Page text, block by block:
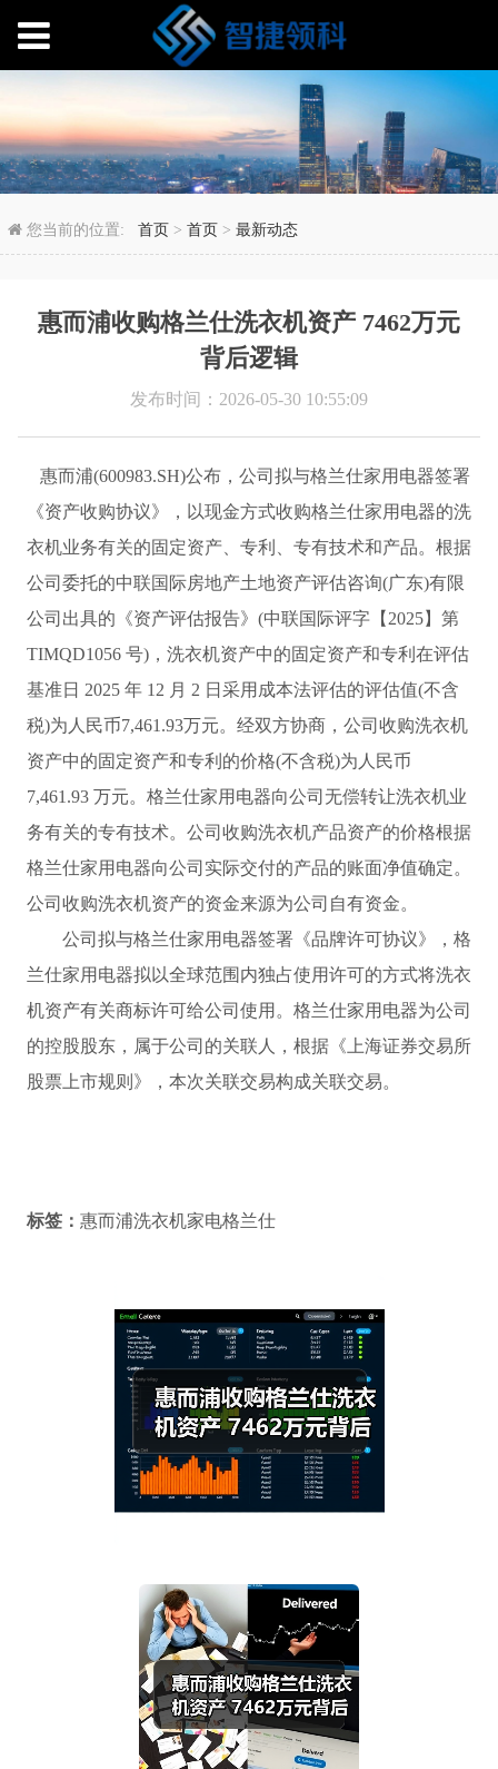
惠而浦收购格兰仕洗衣
您当前的位置:首页 >首页 >最新动态
惠而浦收购格兰仕洗衣机资产 7462万元
背后逻辑
发布时间：2026-05-30 10:55:09
惠而浦(600983.SH)公布，公司拟与格兰仕家用电器签署
《资产收购协议》，以现金方式收购格兰仕家用电器的洗
衣机业务有关的固定资产、专利、专有技术和产品。根据
公司委托的中联国际房地产土地资产评估咨询(广东)有限
公司出具的《资产评估报告》(中联国际评字【2025】第
TIMQD1056 号)，洗衣机资产中的固定资产和专利在评估
基准日 2025 年 12 月 2 日采用成本法评估的评估值(不含
税)为人民币7,461.93万元。经双方协商，公司收购洗衣机
资产中的固定资产和专利的价格(不含税)为人民币
7,461.93 万元。格兰仕家用电器向公司无偿转让洗衣机业
务有关的专有技术。公司收购洗衣机产品资产的价格根据
格兰仕家用电器向公司实际交付的产品的账面净值确定。
公司收购洗衣机资产的资金来源为公司自有资金。
公司拟与格兰仕家用电器签署《品牌许可协议》，格
兰仕家用电器拟以全球范围内独占使用许可的方式将洗衣
机资产有关商标许可给公司使用。格兰仕家用电器为公司
的控股股东，属于公司的关联人，根据《上海证券交易所
股票上市规则》，本次关联交易构成关联交易。
标签： 惠而浦洗衣机家电格兰仕